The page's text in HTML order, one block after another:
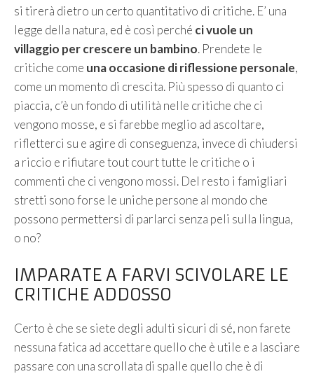
si tirerà dietro un certo quantitativo di critiche. E’ una
legge della natura, ed è così perché ci vuole un
villaggio per crescere un bambino. Prendete le
critiche come una occasione di riflessione personale,
come un momento di crescita. Più spesso di quanto ci
piaccia, c’è un fondo di utilità nelle critiche che ci
vengono mosse, e si farebbe meglio ad ascoltare,
rifletterci su e agire di conseguenza, invece di chiudersi
a riccio e rifiutare tout court tutte le critiche o i
commenti che ci vengono mossi. Del resto i famigliari
stretti sono forse le uniche persone al mondo che
possono permettersi di parlarci senza peli sulla lingua,
o no?
IMPARATE A FARVI SCIVOLARE LE
CRITICHE ADDOSSO
Certo è che se siete degli adulti sicuri di sé, non farete
nessuna fatica ad accettare quello che è utile e a lasciare
passare con una scrollata di spalle quello che è di